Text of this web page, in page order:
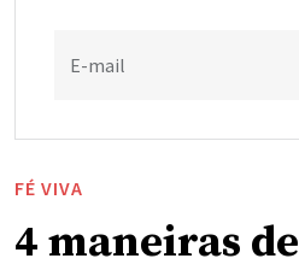
E-mail
FÉ VIVA
4 maneiras de